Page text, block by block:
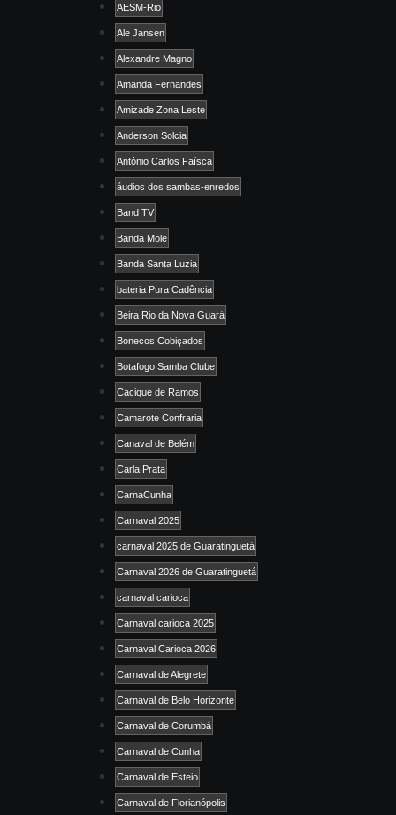
AESM-Rio
Ale Jansen
Alexandre Magno
Amanda Fernandes
Amizade Zona Leste
Anderson Solcia
Antônio Carlos Faísca
áudios dos sambas-enredos
Band TV
Banda Mole
Banda Santa Luzia
bateria Pura Cadência
Beira Rio da Nova Guará
Bonecos Cobiçados
Botafogo Samba Clube
Cacique de Ramos
Camarote Confraria
Canaval de Belém
Carla Prata
CarnaCunha
Carnaval 2025
carnaval 2025 de Guaratinguetá
Carnaval 2026 de Guaratinguetá
carnaval carioca
Carnaval carioca 2025
Carnaval Carioca 2026
Carnaval de Alegrete
Carnaval de Belo Horizonte
Carnaval de Corumbá
Carnaval de Cunha
Carnaval de Esteio
Carnaval de Florianópolis